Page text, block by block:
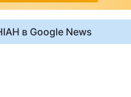
в Google News